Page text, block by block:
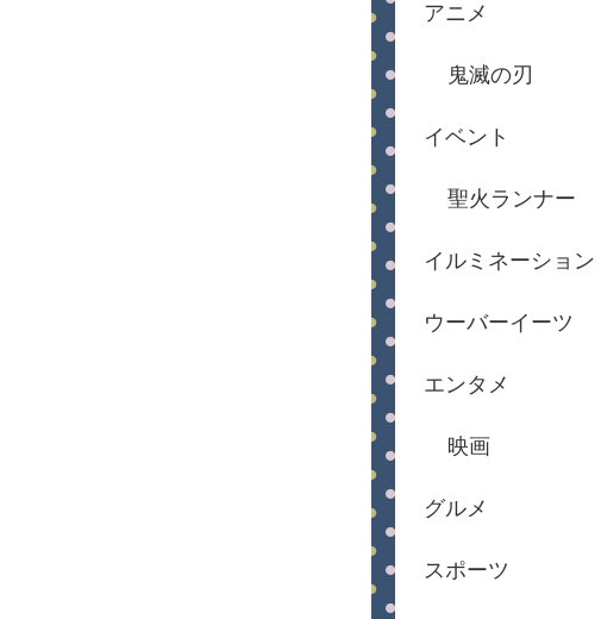
アニメ
鬼滅の刃
イベント
聖火ランナー
イルミネーション
ウーバーイーツ
エンタメ
映画
グルメ
スポーツ